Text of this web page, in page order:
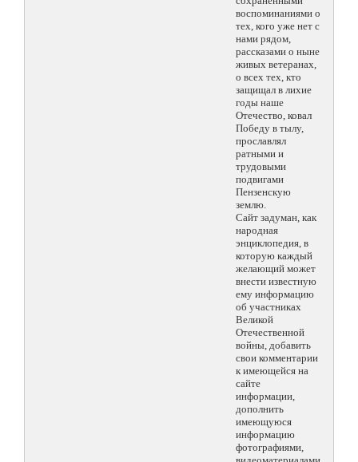
воспоминаниями о
тех, кого уже нет с
нами рядом,
рассказами о ныне
живых ветеранах,
о всех тех, кто
защищал в лихие
годы наше
Отечество, ковал
Победу в тылу,
прославлял
ратными и
трудовыми
подвигами
Пензенскую
землю.
Сайт задуман, как
народная
энциклопедия, в
которую каждый
желающий может
внести известную
ему информацию
об участниках
Великой
Отечественной
войны, добавить
свои комментарии
к имеющейся на
сайте
информации,
дополнить
имеющуюся
информацию
фотографиями,